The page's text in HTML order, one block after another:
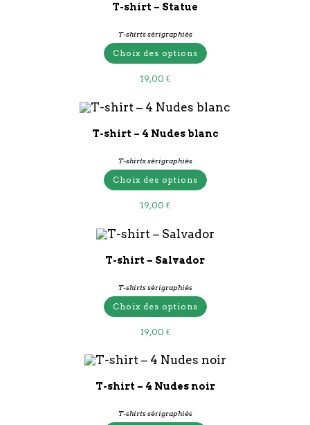
T-shirt – Statue
T-shirts sérigraphiés
Choix des options
19,00 €
T-shirt – 4 Nudes blanc
T-shirts sérigraphiés
Choix des options
19,00 €
T-shirt – Salvador
T-shirts sérigraphiés
Choix des options
19,00 €
T-shirt – 4 Nudes noir
T-shirts sérigraphiés